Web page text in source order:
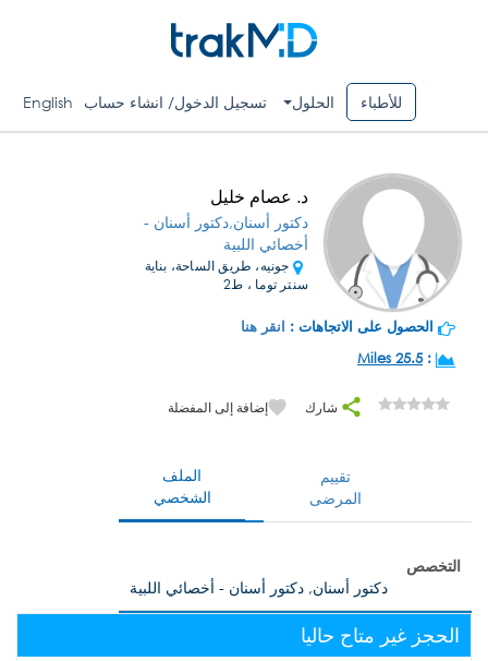
للأطباء الحلول تسجيل الدخول/ انشاء حساب English
د. عصام خليل
دكتور أسنان,دكتور أسنان -
أخصائي اللبية
جونيه، طريق الساحة، بناية
سنتر توما ، ط2
الحصول على الاتجاهات : انقر هنا
:
25.5 Miles
شارك إضافة إلى المفضلة
الملف
الشخصي
تقييم
المرضى
التخصص
دكتور أسنان, دكتور أسنان - أخصائي اللبية
الحجز غير متاح حاليا